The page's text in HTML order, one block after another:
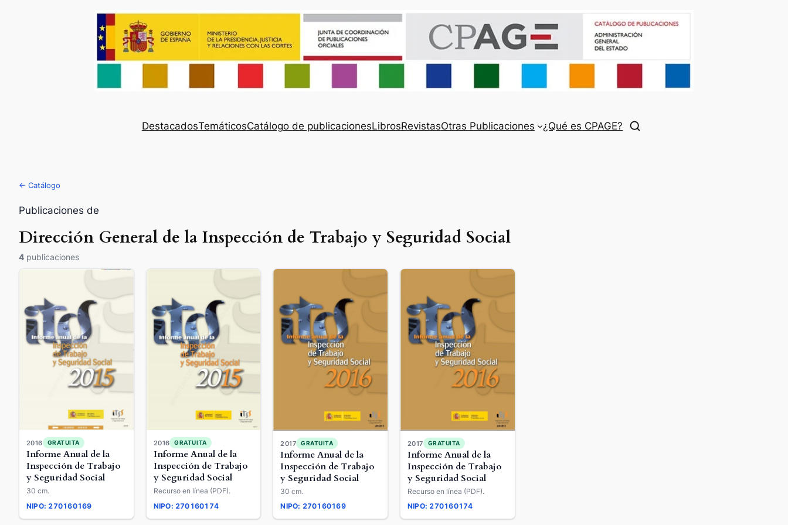
DestacadosTemáticosCatálogo de publicacionesLibrosRevistasOtras Publicaciones ¿Qué es CPAGE?
← Catálogo
Publicaciones de
Dirección General de la Inspección de Trabajo y Seguridad Social
4 publicaciones
2016 GRATUITA
Informe Anual de la
Inspección de Trabajo
y Seguridad Social
30 cm.
NIPO: 270160169
2016 GRATUITA
Informe Anual de la
Inspección de Trabajo
y Seguridad Social
Recurso en línea (PDF).
NIPO: 270160174
2017 GRATUITA
Informe Anual de la
Inspección de Trabajo
y Seguridad Social
30 cm.
NIPO: 270160169
2017 GRATUITA
Informe Anual de la
Inspección de Trabajo
y Seguridad Social
Recurso en línea (PDF).
NIPO: 270160174